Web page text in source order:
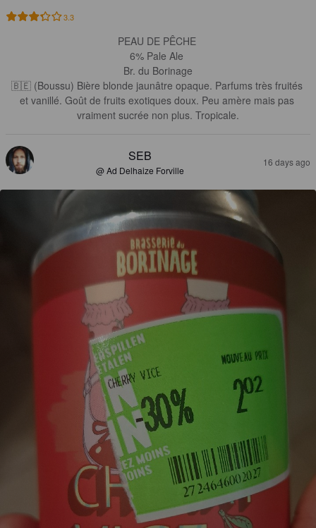
3.3
PEAU DE PÊCHE
6% Pale Ale
Br. du Borinage
🇧🇪 (Boussu) Bière blonde jaunâtre opaque. Parfums très fruités
et vanillé. Goût de fruits exotiques doux. Peu amère mais pas
vraiment sucrée non plus. Tropicale.
SEB
@ Ad Delhaize Forville
16 days ago